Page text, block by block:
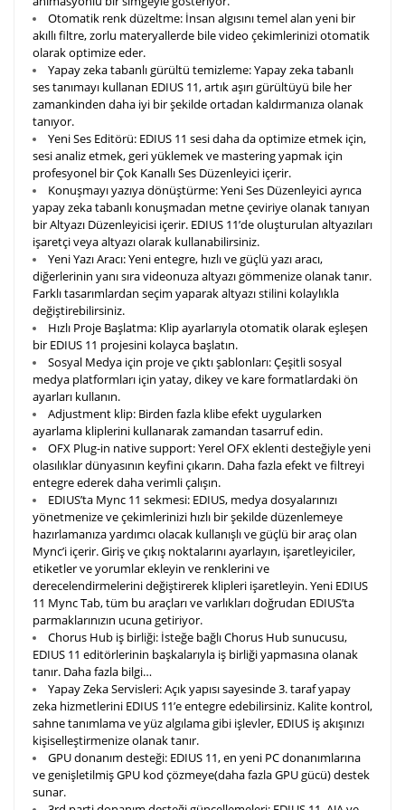
Otomatik renk düzeltme: İnsan algısını temel alan yeni bir
akıllı filtre, zorlu materyallerde bile video çekimlerinizi otomatik
olarak optimize eder.
Yapay zeka tabanlı gürültü temizleme:Yapay zeka tabanlı
ses tanımayı kullanan EDIUS 11, artık aşırı gürültüyü bile her
zamankinden daha iyi bir şekilde ortadan kaldırmanıza olanak
tanıyor.
Yeni Ses Editörü: EDIUS 11 sesi daha da optimize etmek için,
sesi analiz etmek, geri yüklemek ve mastering yapmak için
profesyonel bir Çok Kanallı Ses Düzenleyici içerir.
Konuşmayı yazıya dönüştürme:Yeni Ses Düzenleyici ayrıca
yapay zeka tabanlı konuşmadan metne çeviriye olanak tanıyan
bir Altyazı Düzenleyicisi içerir. EDIUS 11’de oluşturulan altyazıları
işaretçi veya altyazı olarak kullanabilirsiniz.
Yeni Yazı Aracı:Yeni entegre, hızlı ve güçlü yazı aracı,
diğerlerinin yanı sıra videonuza altyazı gömmenize olanak tanır.
Farklı tasarımlardan seçim yaparak altyazı stilini kolaylıkla
değiştirebilirsiniz.
Hızlı Proje Başlatma: Klip ayarlarıyla otomatik olarak eşleşen
bir EDIUS 11 projesini kolayca başlatın.
Sosyal Medya için proje ve çıktı şablonları:Çeşitli sosyal
medya platformları için yatay, dikey ve kare formatlardaki ön
ayarları kullanın.
Adjustment klip: Birden fazla klibe efekt uygularken
ayarlama kliplerini kullanarak zamandan tasarruf edin.
OFX Plug-in native support:Yerel OFX eklenti desteğiyle yeni
olasılıklar dünyasının keyfini çıkarın. Daha fazla efekt ve filtreyi
entegre ederek daha verimli çalışın.
EDIUS’ta Mync 11 sekmesi: EDIUS, medya dosyalarınızı
yönetmenize ve çekimlerinizi hızlı bir şekilde düzenlemeye
hazırlamanıza yardımcı olacak kullanışlı ve güçlü bir araç olan
Mync’i içerir. Giriş ve çıkış noktalarını ayarlayın, işaretleyiciler,
etiketler ve yorumlar ekleyin ve renklerini ve
derecelendirmelerini değiştirerek klipleri işaretleyin. Yeni EDIUS
11 Mync Tab, tüm bu araçları ve varlıkları doğrudan EDIUS’ta
parmaklarınızın ucuna getiriyor.
Chorus Hub iş birliği: İsteğe bağlı Chorus Hub sunucusu,
EDIUS 11 editörlerinin başkalarıyla iş birliği yapmasına olanak
tanır. Daha fazla bilgi…
Yapay Zeka Servisleri:Açık yapısı sayesinde 3. taraf yapay
zeka hizmetlerini EDIUS 11’e entegre edebilirsiniz. Kalite kontrol,
sahne tanımlama ve yüz algılama gibi işlevler, EDIUS iş akışınızı
kişiselleştirmenize olanak tanır.
GPU donanım desteği: EDIUS 11, en yeni PC donanımlarına
ve genişletilmiş GPU kod çözmeye(daha fazla GPU gücü) destek
sunar.